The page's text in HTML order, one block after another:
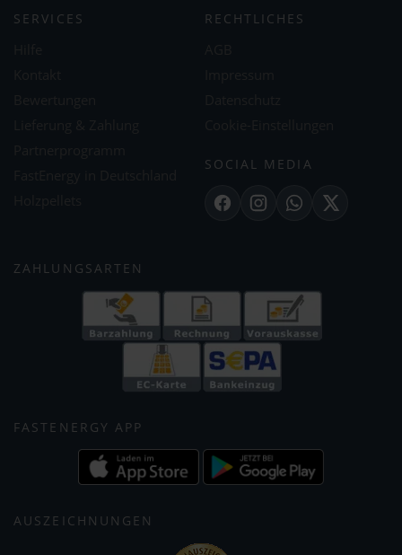
SERVICES RECHTLICHES
SOCIAL MEDIA
FacebookInstagramWhatsApp
X
ZAHLUNGSARTEN
FASTENERGY APP
AUSZEICHNUNGEN